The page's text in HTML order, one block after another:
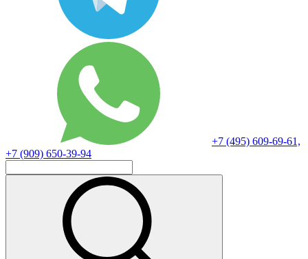
+7 (495) 609-69-61,
+7 (909) 650-39-94